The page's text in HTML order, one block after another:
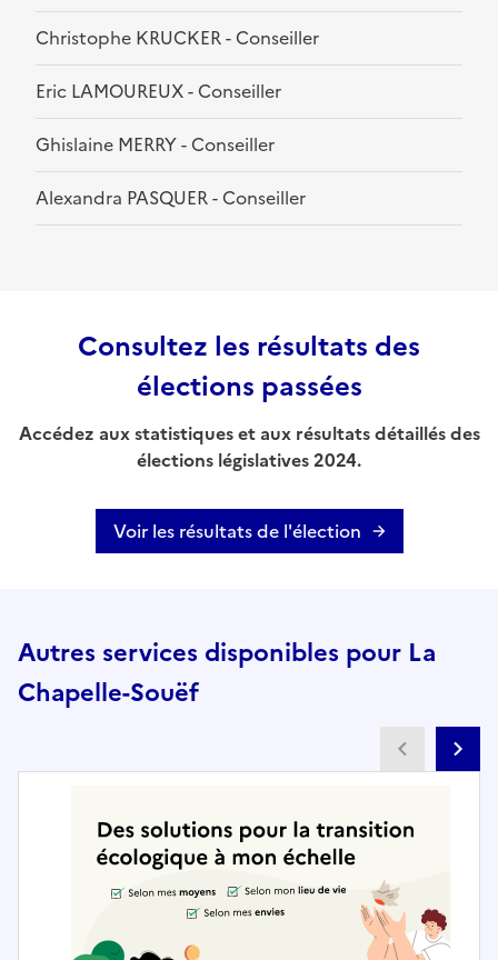
Christophe KRUCKER - Conseiller
Eric LAMOUREUX - Conseiller
Ghislaine MERRY - Conseiller
Alexandra PASQUER - Conseiller
Consultez les résultats des
élections passées
Accédez aux statistiques et aux résultats détaillés des
élections législatives 2024.
Voir les résultats de l'élection
Autres services disponibles pour La
Chapelle-Souëf